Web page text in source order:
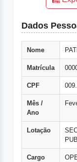
Dados
Nome
Matrícula
CPF
Mês /
Ano
Lotação
Cargo